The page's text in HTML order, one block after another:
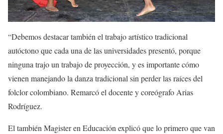
“Debemos destacar también el trabajo artístico tradicional
autóctono que cada una de las universidades presentó, porque
ninguna trajo un trabajo de proyección, y es importante cómo
vienen manejando la danza tradicional sin perder las raíces del
folclor colombiano. Remarcó el docente y coreógrafo Arias
Rodríguez.
El también Magister en Educación explicó que lo primero que van